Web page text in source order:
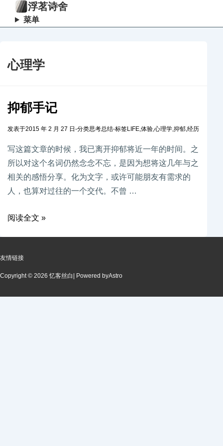
浮茗诗舍
菜单
心理学
抑郁手记
发表于2015 年 2 月 27 日 -分类思考总结-标签LIFE,体验,心理学,抑郁,经历
写这篇文章的时候，我已离开抑郁将近一年的时间。之
所以对这个名词仍然念念不忘，是因为想将这几年与之
相关的感悟分享。化为文字，或许可能朋友有需求的
人，也算对过往的一个交代。不曾 …
阅读全文 »
友情链接
Copyright © 2026 忆客丝白 | Powered byAstro